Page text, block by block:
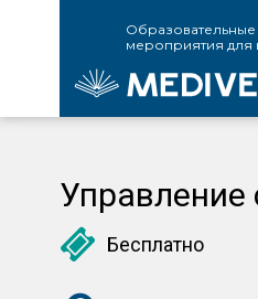
Образовательные
мероприятия для
Управление
Бесплатно